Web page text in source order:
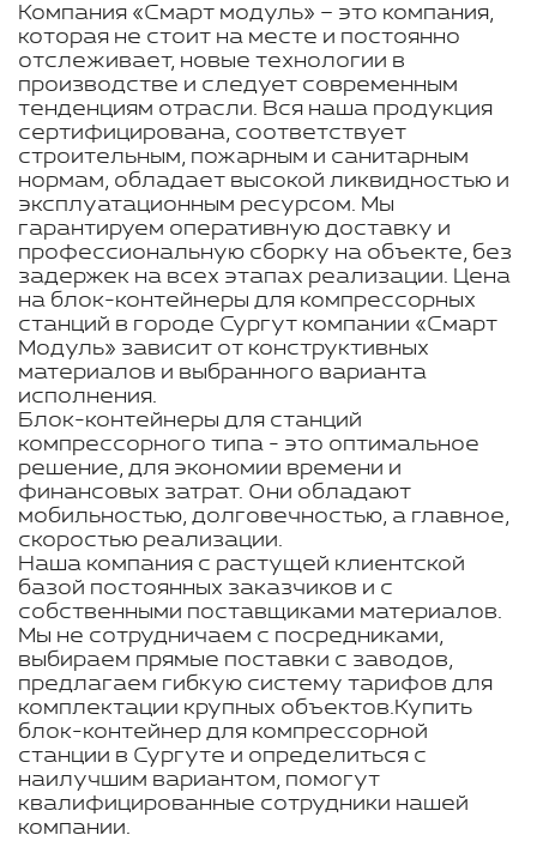
Компания «Смарт модуль» – это компания,
которая не стоит на месте и постоянно
отслеживает, новые технологии в
производстве и следует современным
тенденциям отрасли. Вся наша продукция
сертифицирована, соответствует
строительным, пожарным и санитарным
нормам, обладает высокой ликвидностью и
эксплуатационным ресурсом. Мы
гарантируем оперативную доставку и
профессиональную сборку на объекте, без
задержек на всех этапах реализации. Цена
на блок-контейнеры для компрессорных
станций в городе Сургут компании «Смарт
Модуль» зависит от конструктивных
материалов и выбранного варианта
исполнения.
Блок-контейнеры для станций
компрессорного типа - это оптимальное
решение, для экономии времени и
финансовых затрат. Они обладают
мобильностью, долговечностью, а главное,
скоростью реализации.
Наша компания с растущей клиентской
базой постоянных заказчиков и с
собственными поставщиками материалов.
Мы не сотрудничаем с посредниками,
выбираем прямые поставки с заводов,
предлагаем гибкую систему тарифов для
комплектации крупных объектов.Купить
блок-контейнер для компрессорной
станции в Сургуте и определиться с
наилучшим вариантом, помогут
квалифицированные сотрудники нашей
компании.